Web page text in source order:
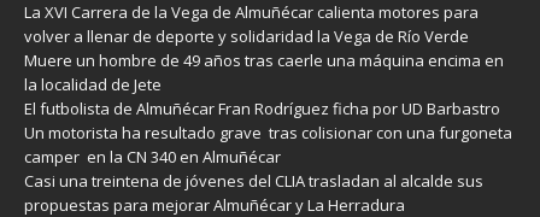
La XVI Carrera de la Vega de Almuñécar calienta motores para
volver a llenar de deporte y solidaridad la Vega de Río Verde
Muere un hombre de 49 años tras caerle una máquina encima en
la localidad de Jete
El futbolista de Almuñécar Fran Rodríguez ficha por UD Barbastro
Un motorista ha resultado grave tras colisionar con una furgoneta
camper en la CN 340 en Almuñécar
Casi una treintena de jóvenes del CLIA trasladan al alcalde sus
propuestas para mejorar Almuñécar y La Herradura